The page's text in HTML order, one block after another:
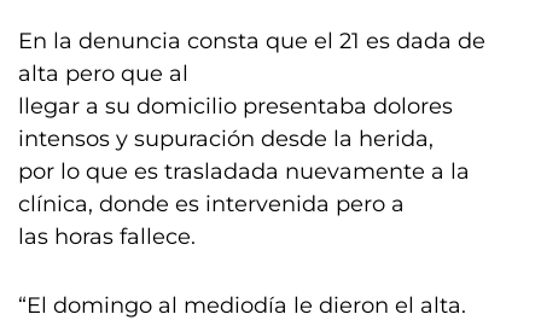
En la denuncia consta que el 21 es dada de
alta pero que al
llegar a su domicilio presentaba dolores
intensos y supuración desde la herida,
por lo que es trasladada nuevamente a la
clínica, donde es intervenida pero a
las horas fallece.
“El domingo al mediodía le dieron el alta.